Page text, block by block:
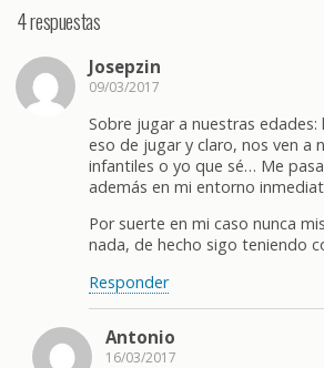
4 respuestas
Josepzin
09/03/2017
Sobre jugar a nuestras
eso de jugar y claro, nos ven a
infantiles o yo que sé… Me
además en mi entorno
Por suerte en mi caso nunca
nada, de hecho sigo teniendo
Responder
Antonio
16/03/2017